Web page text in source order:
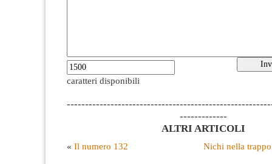
caratteri disponibili
-------------
ALTRI ARTICOLI
« Il numero 132 Nichi nella